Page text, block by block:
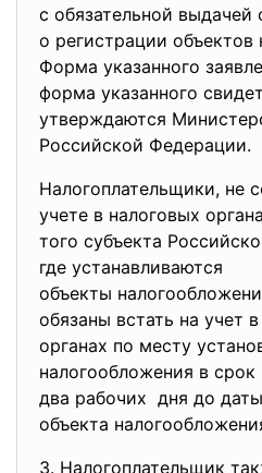
с обязательной выдачей
о регистрации объектов
Форма указанного
форма указанного
утверждаются
Российской Федерации.
Налогоплательщики, не
учете в налоговых
того субъекта
где устанавливаются
объекты
обязаны встать на учет
органах по месту
налогообложения в срок
два рабочих дня до
объекта
3. Налогоплательщик